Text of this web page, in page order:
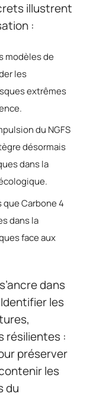
illustrent
:
modèles de
les
extrêmes
du NGFS
désormais
dans la
Carbone 4
dans la
face aux
dans
les
résilientes :
préserver
les
du